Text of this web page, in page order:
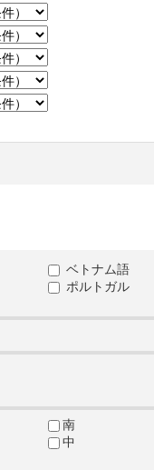
ベトナム語
ポルトガル
南
中